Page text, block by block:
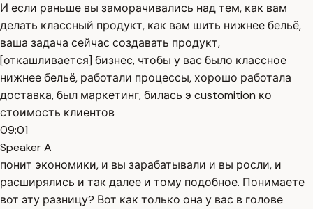
И если раньше вы заморачивались над тем, как вам
делать классный продукт, как вам шить нижнее бельё,
ваша задача сейчас создавать продукт,
[откашливается] бизнес, чтобы у вас было классное
нижнее бельё, работали процессы, хорошо работала
доставка, был маркетинг, билась э customition ко
стоимость клиентов
09:01
Speaker A
понит экономики, и вы зарабатывали и вы росли, и
расширялись и так далее и тому подобное. Понимаете
вот эту разницу? Вот как только она у вас в голове